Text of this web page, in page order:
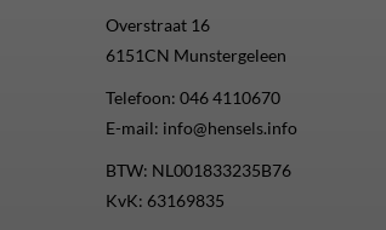
Overstraat 16
6151CN Munstergeleen
Telefoon: 046 4110670
E-mail: info@hensels.info
BTW: NL001833235B76
KvK: 63169835